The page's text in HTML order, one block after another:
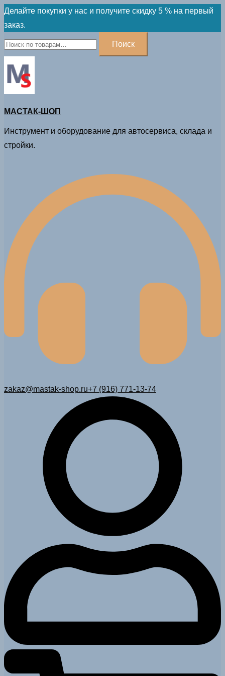
Skip
to
content
Делайте покупки у нас и получите скидку 5 % на первый
заказ.
Искать:
Поиск
МАСТАК-ШОП
Инструмент и оборудование для автосервиса, склада и
стройки.
zakaz@mastak-shop.ru+7 (916) 771-13-74